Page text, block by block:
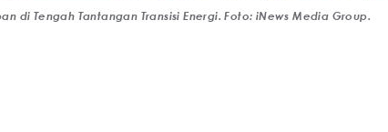
di Tengah Tantangan Transisi Energi. Foto: iNews Media Group.